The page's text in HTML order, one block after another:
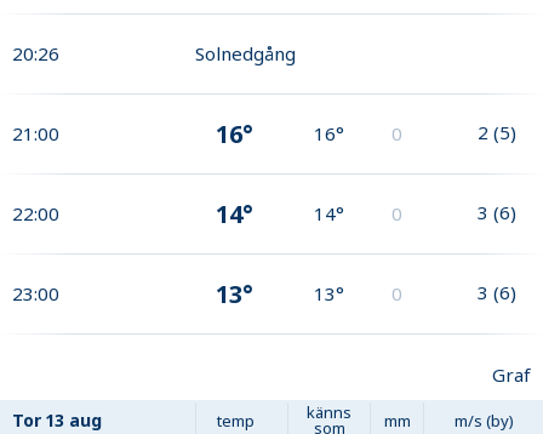
20:26 Solnedgång
21:00 16° 16° 0 2 (5)
22:00 14° 14° 0 3 (6)
23:00 13° 13° 0 3 (6)
Graf
Tor 13 aug temp känns
som mm m/s (by)